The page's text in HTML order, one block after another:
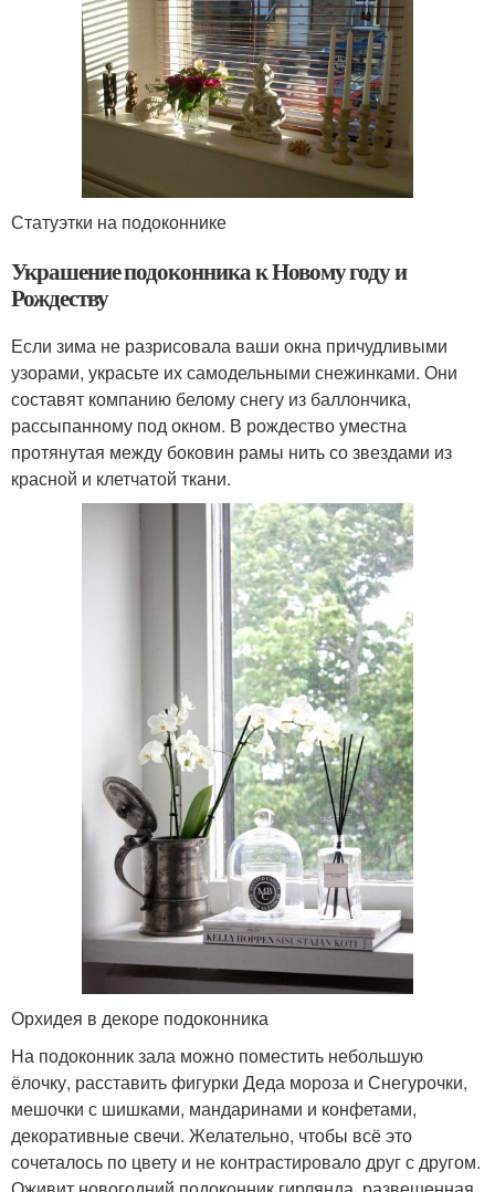
Статуэтки на подоконнике
Украшение подоконника к Новому году и
Рождеству
Если зима не разрисовала ваши окна причудливыми
узорами, украсьте их самодельными снежинками. Они
составят компанию белому снегу из баллончика,
рассыпанному под окном. В рождество уместна
протянутая между боковин рамы нить со звездами из
красной и клетчатой ткани.
Орхидея в декоре подоконника
На подоконник зала можно поместить небольшую
ёлочку, расставить фигурки Деда мороза и Снегурочки,
мешочки с шишками, мандаринами и конфетами,
декоративные свечи. Желательно, чтобы всё это
сочеталось по цвету и не контрастировало друг с другом.